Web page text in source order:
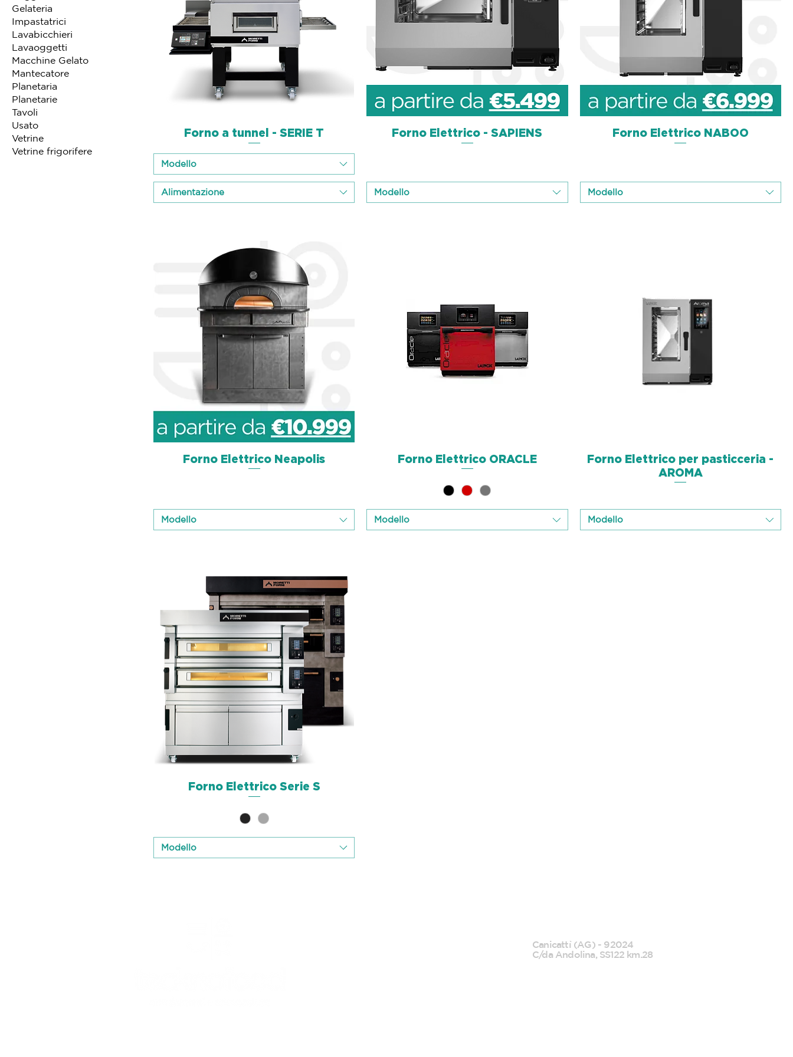
Gelateria
Impastatrici
Lavabicchieri
Lavaoggetti
Macchine Gelato
Mantecatore
Planetaria
Planetarie
Tavoli
Usato
Vetrine
Vetrine frigorifere
Schnellansicht
Forno a tunnel - SERIE T
Modello
Alimentazione
Schnellansicht
Forno Elettrico - SAPIENS
Modello
Schnellansicht
Forno Elettrico NABOO
Modello
Schnellansicht
Forno Elettrico Neapolis
Modello
Schnellansicht
Forno Elettrico ORACLE
Modello
Schnellansicht
Forno Elettrico per pasticceria -
AROMA
Modello
Schnellansicht
Forno Elettrico Serie S
Modello
Canicattì (AG) - 92024
C/da Andolina, SS122 km.28